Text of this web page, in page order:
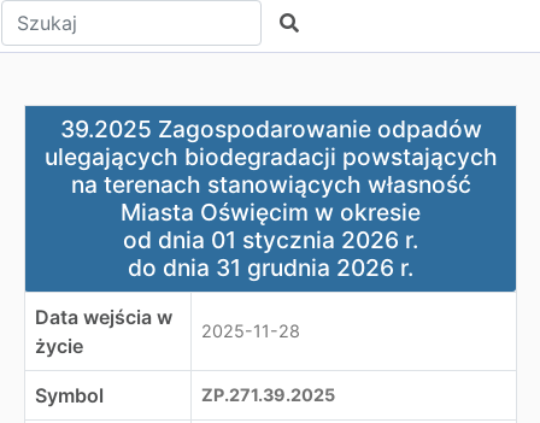
Wpisz tekst do wyszukania Szukaj
39.2025 Zagospodarowanie odpadów ulegających
39.2025 Zagospodarowanie odpadów
ulegających biodegradacji powstających
na terenach stanowiących własność
Miasta Oświęcim w okresie
od dnia 01 stycznia 2026 r.
do dnia 31 grudnia 2026 r.
Data wejścia w
życie
2025-11-28
Symbol ZP.271.39.2025